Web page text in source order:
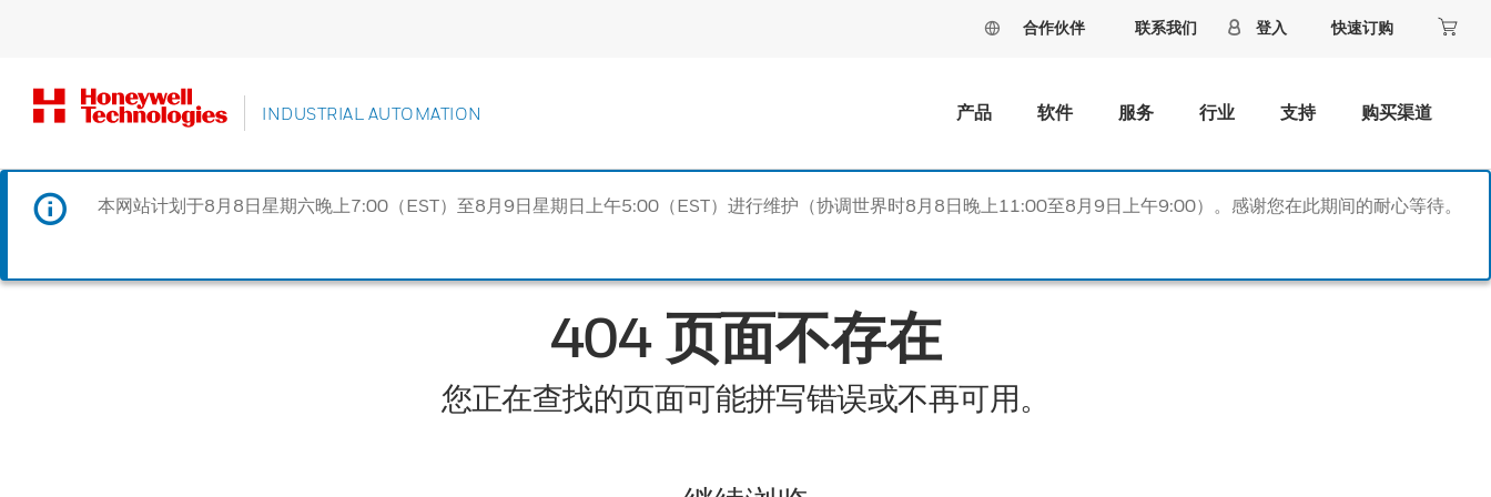
合作伙伴 联系我们 登入 快速订购
INDUSTRIAL AUTOMATION 产品 软件 服务 行业 支持 购买渠道
本网站计划于8月8日星期六晚上7:00（EST）至8月9日星期日上午5:00（EST）进行维护（协调世界时8月8日晚上11:00至8月9日上午9:00）。感谢您在此期间的耐心等待。
404 页面不存在
您正在查找的页面可能拼写错误或不再可用。